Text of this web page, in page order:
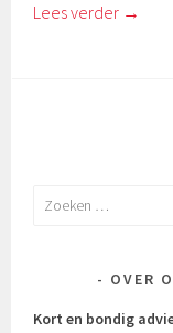
Lees verder →
Zoeken
OVER
Kort en bondig